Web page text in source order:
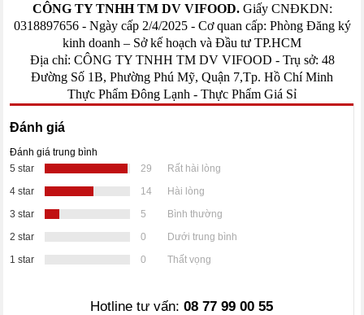
CÔNG TY TNHH TM DV VIFOOD.Giấy CNĐKDN:
0318897656 - Ngày cấp 2/4/2025 - Cơ quan cấp: Phòng Đăng ký
kinh doanh – Sở kế hoạch và Đầu tư TP.HCM
Địa chỉ: CÔNG TY TNHH TM DV VIFOOD - Trụ sở: 48
Đường Số 1B, Phường Phú Mỹ, Quận 7,Tp. Hồ Chí Minh
Thực Phẩm Đông Lạnh - Thực Phẩm Giá Sỉ
Đánh giá
Đánh giá trung bình
5 star
29
Rất hài lòng
4 star
14
Hài lòng
3 star
5
Bình thường
2 star
0
Dưới trung bình
1 star
0 Thất vọng
Hotline tư vấn: 08 77 99 00 55